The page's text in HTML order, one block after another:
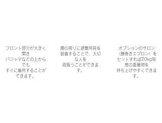
フロント部分が大きく
開き
パジャマなどの上から
でも
すぐに着用することが
できます。
腰の周りに避難用具を
装着することで、大切
な人を
​背負うことができま
す。
オプションのサロン
（腰巻きエプロン）を
セットすれば20kg程
度の重量物を
持ち上げやすくできま
す。